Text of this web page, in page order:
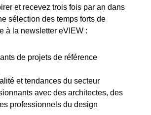
et recevez trois fois par an dans
sélection des temps forts de
à la newsletter eVIEW :
de projets de référence
et tendances du secteur
avec des architectes, des
professionnels du design